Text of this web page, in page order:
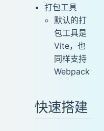
打包工具
默认的打
包工具是
Vite，也
同样支持
Webpack
快速搭建